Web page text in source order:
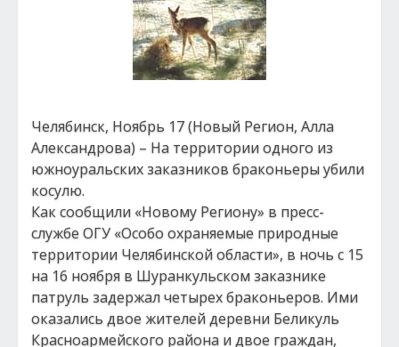
Челябинск, Ноябрь 17 (Новый Регион, Алла
Александрова) – На территории одного из
южноуральских заказников браконьеры убили
косулю.
Как сообщили «Новому Региону» в пресс-
службе ОГУ «Особо охраняемые природные
территории Челябинской области», в ночь с 15
на 16 ноября в Шуранкульском заказнике
патруль задержал четырех браконьеров. Ими
оказались двое жителей деревни Беликуль
Красноармейского района и двое граждан,